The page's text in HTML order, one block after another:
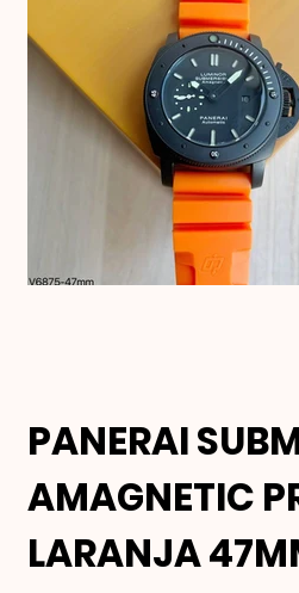
PANERAI
AMAGNETIC
LARANJA